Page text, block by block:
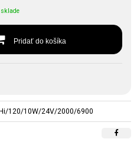
Pridať do košíka
120/10W/24V/2000/6900